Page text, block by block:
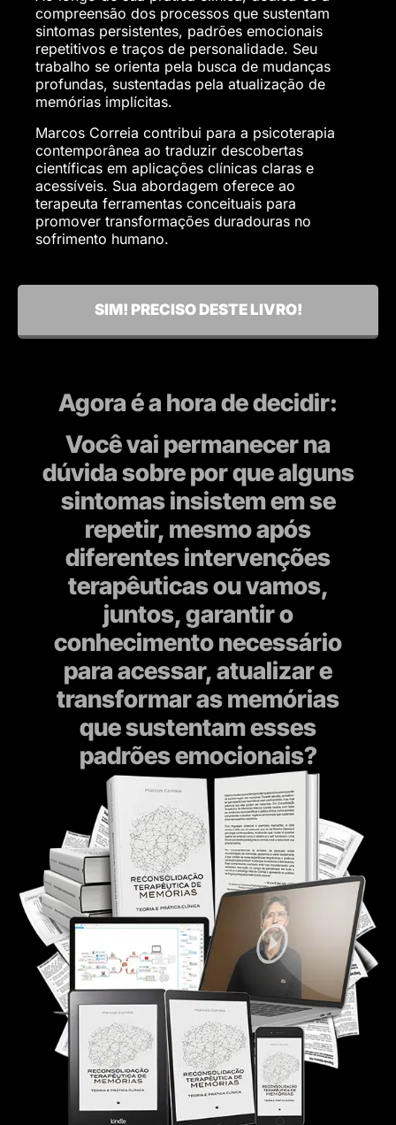
compreensão dos processos que sustentam
sintomas persistentes, padrões emocionais
repetitivos e traços de personalidade. Seu
trabalho se orienta pela busca de mudanças
profundas, sustentadas pela atualização de
memórias implícitas.
Marcos Correia contribui para a psicoterapia
contemporânea ao traduzir descobertas
científicas em aplicações clínicas claras e
acessíveis. Sua abordagem oferece ao
terapeuta ferramentas conceituais para
promover transformações duradouras no
sofrimento humano.
SIM! PRECISO DESTE LIVRO!
Agora é a hora de decidir:
Você vai permanecer na
dúvida sobre por que alguns
sintomas insistem em se
repetir, mesmo após
diferentes intervenções
terapêuticas ou vamos,
juntos, garantir o
conhecimento necessário
para acessar, atualizar e
transformar as memórias
que sustentam esses
padrões emocionais?